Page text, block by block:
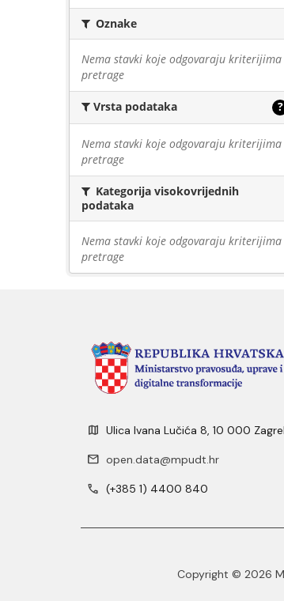
Oznake
Nema stavki koje odgovaraju kriterijima
pretrage
Vrsta podataka ?
Nema stavki koje odgovaraju kriterijima
pretrage
Kategorija visokovrijednih
podataka
Nema stavki koje odgovaraju kriterijima
pretrage